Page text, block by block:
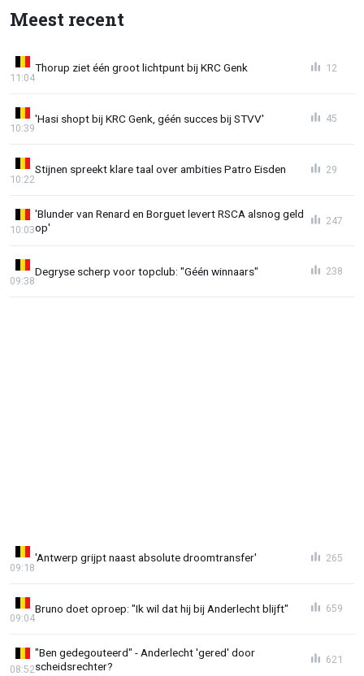
Meest recent
Thorup ziet één groot lichtpunt bij KRC Genk
11:04
12
'Hasi shopt bij KRC Genk, géén succes bij STVV'
10:39
45
Stijnen spreekt klare taal over ambities Patro Eisden
10:22
29
'Blunder van Renard en Borguet levert RSCA alsnog geld
op'
10:03
247
Degryse scherp voor topclub: "Géén winnaars"
09:38
238
'Antwerp grijpt naast absolute droomtransfer'
09:18
265
Bruno doet oproep: "Ik wil dat hij bij Anderlecht blijft"
09:04
659
"Ben gedegouteerd" - Anderlecht 'gered' door
scheidsrechter?
08:52
621